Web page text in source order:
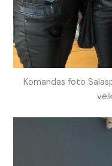
Komandas foto